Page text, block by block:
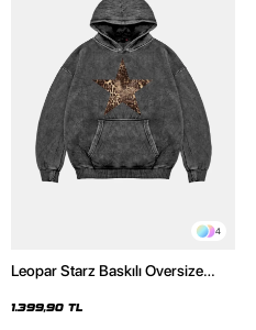
4
Leopar Starz Baskılı Oversize
Hoodie
1.399,90 TL